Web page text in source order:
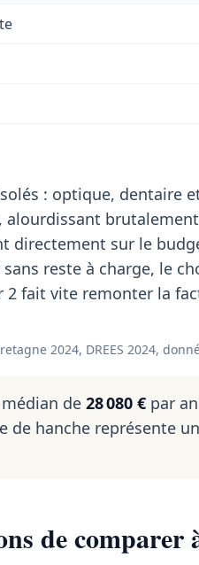
: optique, dentaire
alourdissant
directement sur le
sans reste à charge, le
2 fait vite remonter la
2024, DREES 2024,
de 28 080 € par
de hanche représente
de comparer